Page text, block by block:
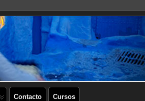
Contacto Cursos